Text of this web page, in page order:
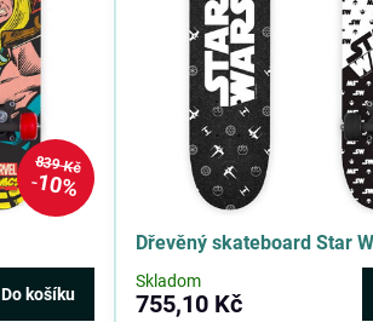
839 Kč
10%
Do košíku
Dřevěný skateboard Star
Skladom
755,10 Kč